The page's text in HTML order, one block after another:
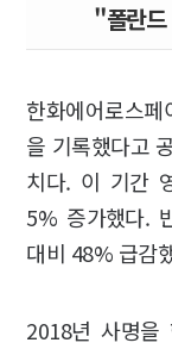
"폴란
한화에어로스
을 기록했다고
치다. 이 기간
5% 증가했다.
대비 48% 급감
2018년 사명을